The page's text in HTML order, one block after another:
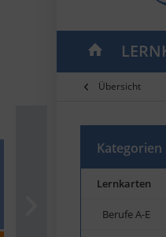
Übersicht
Kategorien
Lernkarten
Berufe A-E